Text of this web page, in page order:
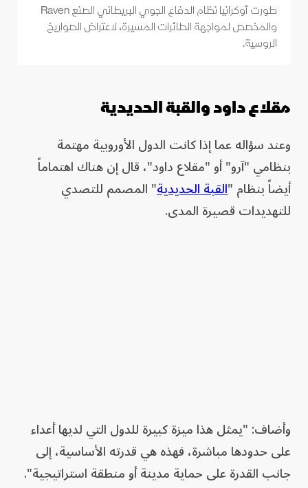
طورت أوكرانيا نظام الدفاع الجوي البريطاني الصنع Raven
والمخصص لمواجهة الطائرات المسيرة، لاعتراض الصواريخ
الروسية.
مقلاع داود والقبة الحديدية
وعند سؤاله عما إذا كانت الدول الأوروبية مهتمة
بنظامي "آرو" أو "مقلاع داود"، قال إن هناك اهتماماً
أيضاً بنظام "القبة الحديدية" المصمم للتصدي
للتهديدات قصيرة المدى.
وأضاف: "يمثل هذا ميزة كبيرة للدول التي لديها أعداء
على حدودها مباشرة، فهذه هي قدرته الأساسية، إلى
جانب القدرة على حماية مدينة أو منطقة استراتيجية".